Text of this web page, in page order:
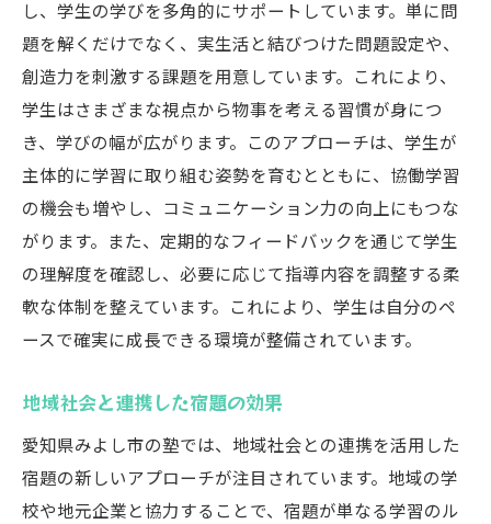
し、学生の学びを多角的にサポートしています。単に問
題を解くだけでなく、実生活と結びつけた問題設定や、
創造力を刺激する課題を用意しています。これにより、
学生はさまざまな視点から物事を考える習慣が身につ
き、学びの幅が広がります。このアプローチは、学生が
主体的に学習に取り組む姿勢を育むとともに、協働学習
の機会も増やし、コミュニケーション力の向上にもつな
がります。また、定期的なフィードバックを通じて学生
の理解度を確認し、必要に応じて指導内容を調整する柔
軟な体制を整えています。これにより、学生は自分のペ
ースで確実に成長できる環境が整備されています。
地域社会と連携した宿題の効果
愛知県みよし市の塾では、地域社会との連携を活用した
宿題の新しいアプローチが注目されています。地域の学
校や地元企業と協力することで、宿題が単なる学習のル